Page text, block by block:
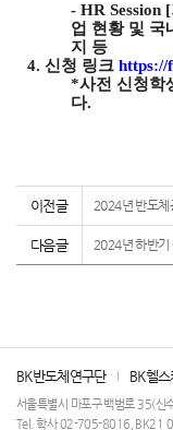
- HR Session [
업 현황 및 국
지 등
4. 신청 링크 https://
*사전 신청학
다.
이전글 2024년 반도체
다음글 2024년 하반기
BK반도체연구단 BK헬
서울특별시 마포구 백범로 35(신
Tel. 학사 02-705-8016,